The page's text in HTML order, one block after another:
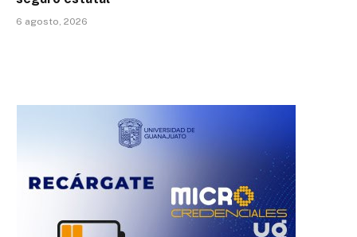
6 agosto, 2026